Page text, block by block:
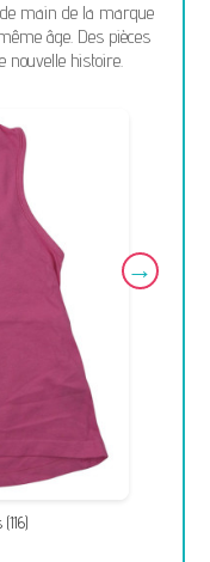
main de la marque
âge. Des pièces
nouvelle histoire.